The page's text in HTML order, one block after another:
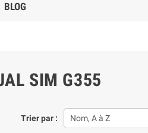
BLOG
SIM G355
Trier par : Nom, A à Z